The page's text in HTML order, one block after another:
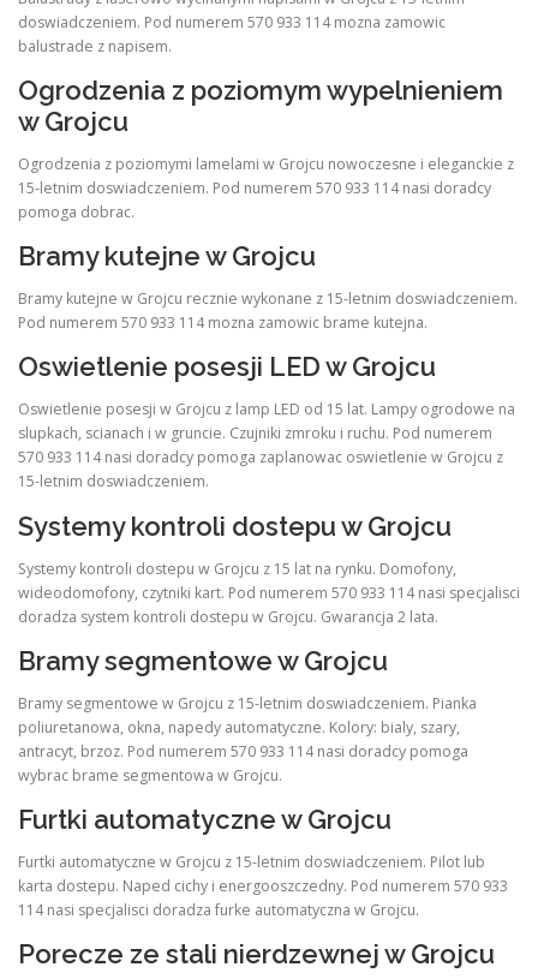
doswiadczeniem. Pod numerem 570 933 114 mozna zamowic
balustrade z napisem.
Ogrodzenia z poziomym wypelnieniem
w Grojcu
Ogrodzenia z poziomymi lamelami w Grojcu nowoczesne i eleganckie z
15-letnim doswiadczeniem. Pod numerem 570 933 114 nasi doradcy
pomoga dobrac.
Bramy kutejne w Grojcu
Bramy kutejne w Grojcu recznie wykonane z 15-letnim doswiadczeniem.
Pod numerem 570 933 114 mozna zamowic brame kutejna.
Oswietlenie posesji LED w Grojcu
Oswietlenie posesji w Grojcu z lamp LED od 15 lat. Lampy ogrodowe na
slupkach, scianach i w gruncie. Czujniki zmroku i ruchu. Pod numerem
570 933 114 nasi doradcy pomoga zaplanowac oswietlenie w Grojcu z
15-letnim doswiadczeniem.
Systemy kontroli dostepu w Grojcu
Systemy kontroli dostepu w Grojcu z 15 lat na rynku. Domofony,
wideodomofony, czytniki kart. Pod numerem 570 933 114 nasi specjalisci
doradza system kontroli dostepu w Grojcu. Gwarancja 2 lata.
Bramy segmentowe w Grojcu
Bramy segmentowe w Grojcu z 15-letnim doswiadczeniem. Pianka
poliuretanowa, okna, napedy automatyczne. Kolory: bialy, szary,
antracyt, brzoz. Pod numerem 570 933 114 nasi doradcy pomoga
wybrac brame segmentowa w Grojcu.
Furtki automatyczne w Grojcu
Furtki automatyczne w Grojcu z 15-letnim doswiadczeniem. Pilot lub
karta dostepu. Naped cichy i energooszczedny. Pod numerem 570 933
114 nasi specjalisci doradza furke automatyczna w Grojcu.
Porecze ze stali nierdzewnej w Grojcu